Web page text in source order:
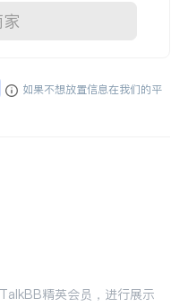
如果不想放置信息在我们的平
精英会员，进行展示